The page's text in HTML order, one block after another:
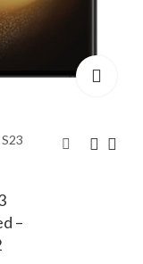
–
フリー】
Galaxy S23
5G Dual SIM
256GB – Sky Blue
SIMフリー】
Samsung Galaxy S23
5G Dual SIM
256GB –